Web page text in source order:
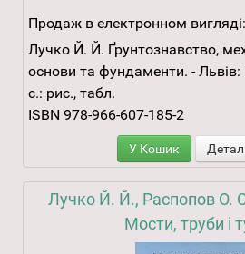
Продаж в електронном вигляді:
Лучко Й. Й. Ґрунтознавство,
основи та фундаменти. -
с.: рис., табл.
ISBN 978-966-607-185-2
У Кошик
Лучко Й. Й., Распопов О.
Мости, труби і